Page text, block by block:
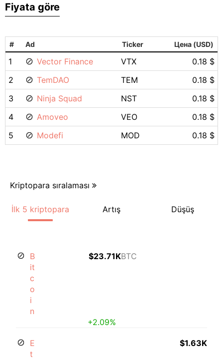
Fiyata göre
# Ad Ticker Цена (USD)
1 Vector Finance VTX
0.18 $
2
TemDAO TEM
0.18 $
3
Ninja Squad NST
0.18 $
4
Amoveo VEO
0.18 $
5
Modefi MOD 0.18 $
Kriptopara sıralaması
İlk 5 kriptopara Artış Düşüş
B
it
c
o
i
n
$23.71KBTC
+2.09%
E
t
$1.63K